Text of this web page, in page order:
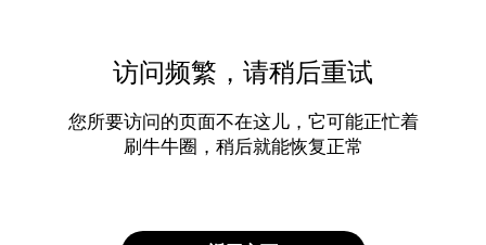
访问频繁，请稍后重试
您所要访问的页面不在这儿，它可能正忙着
刷牛牛圈，稍后就能恢复正常